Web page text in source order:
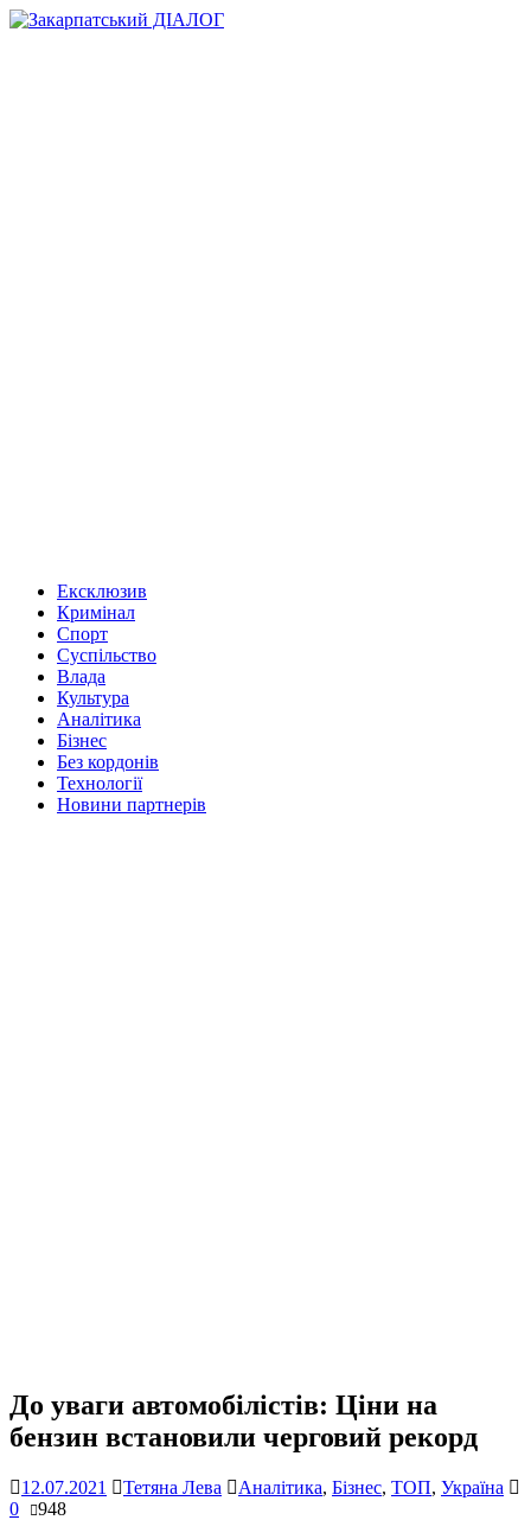
Ексклюзив
Кримінал
Спорт
Суспільство
Влада
Культура
Аналітика
Бізнес
Без кордонів
Технології
Новини партнерів
До уваги автомобілістів: Ціни на
бензин встановили черговий рекорд
12.07.2021 Тетяна Лева Аналітика, Бізнес, ТОП, Україна
0
948